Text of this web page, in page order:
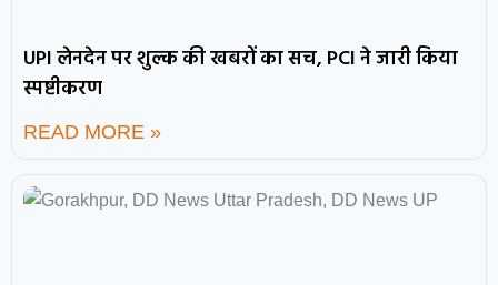
UPI लेनदेन पर शुल्क की खबरों का सच, PCI ने जारी किया
स्पष्टीकरण
READ MORE »